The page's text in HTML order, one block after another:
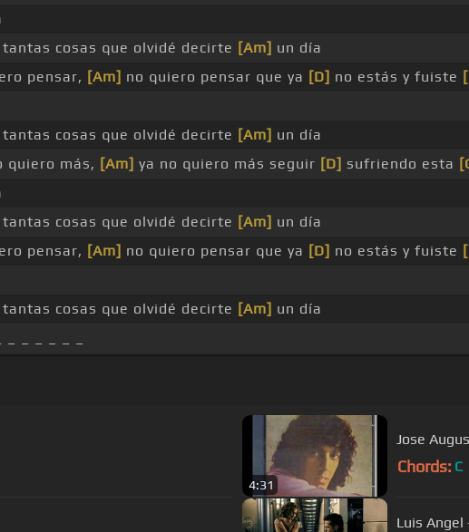
tantas cosas que olvidé decirte [Am] un día
pensar, [Am] no quiero pensar que ya [D] no estás y fuiste
tantas cosas que olvidé decirte [Am] un día
quiero más, [Am] ya no quiero más seguir [D] sufriendo esta
tantas cosas que olvidé decirte [Am] un día
pensar, [Am] no quiero pensar que ya [D] no estás y fuiste
tantas cosas que olvidé decirte [Am] un día
4:31
Jose
Chords: C
Luis Angel